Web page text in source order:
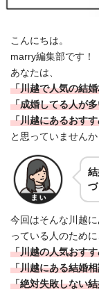
こんにちは。
marry編集部です！
あなたは、
「川越で人気の結
「成婚してる人が
「川越にあるおす
と思っていませんか
づ
今回はそんな川越
っている人のために
「川越の人気おす
「川越にある結婚
「絶対失敗しない